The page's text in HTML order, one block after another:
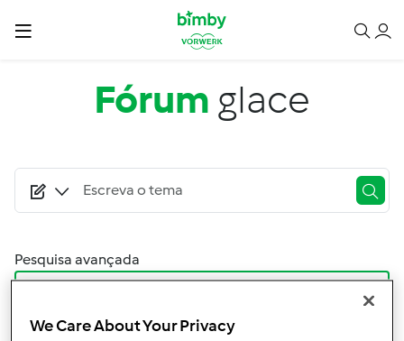
Passar para o conteúdo principal
Fórum glace
Pesquisa avançada
Ordenar por:
We Care About Your Privacy